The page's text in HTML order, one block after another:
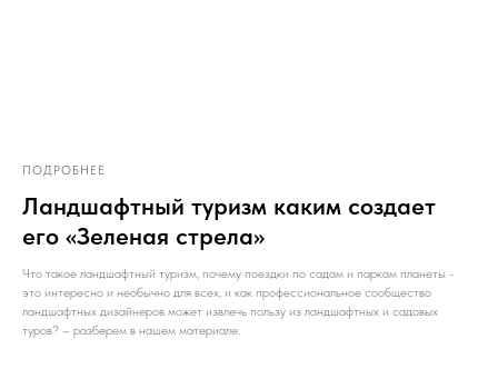
ПОДРОБНЕЕ
Ландшафтный туризм каким создает
его «Зеленая стрела»
Что такое ландшафтный туризм, почему поездки по садам и паркам планеты -
это интересно и необычно для всех, и как профессиональное сообщество
ландшафтных дизайнеров может извлечь пользу из ландшафтных и садовых
туров? – разберем в нашем материале.